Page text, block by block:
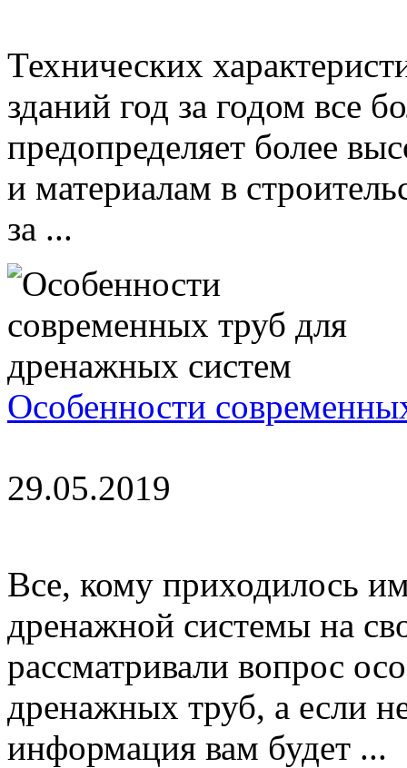
Технических
зданий год за годом все
предопределяет более
и материалам в
за ...
Особенности
29.05.2019
Все, кому приходилось
дренажной системы на
рассматривали вопрос
дренажных труб, а если
информация вам будет ...